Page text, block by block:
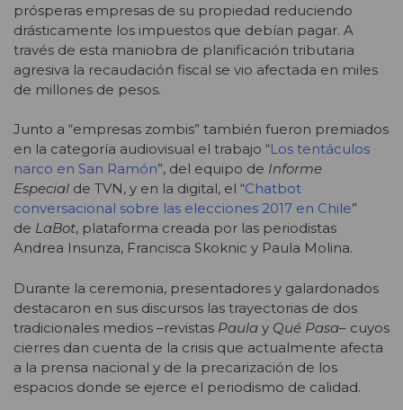
prósperas empresas de su propiedad reduciendo
drásticamente los impuestos que debían pagar. A
través de esta maniobra de planificación tributaria
agresiva la recaudación fiscal se vio afectada en miles
de millones de pesos.
Junto a “empresas zombis” también fueron premiados
en la categoría audiovisual el trabajo “Los tentáculos
narco en San Ramón”, del equipo de Informe
Especial de TVN, y en la digital, el “Chatbot
conversacional sobre las elecciones 2017 en Chile”
de LaBot, plataforma creada por las periodistas
Andrea Insunza, Francisca Skoknic y Paula Molina.
Durante la ceremonia, presentadores y galardonados
destacaron en sus discursos las trayectorias de dos
tradicionales medios –revistas Paula y Qué Pasa– cuyos
cierres dan cuenta de la crisis que actualmente afecta
a la prensa nacional y de la precarización de los
espacios donde se ejerce el periodismo de calidad.